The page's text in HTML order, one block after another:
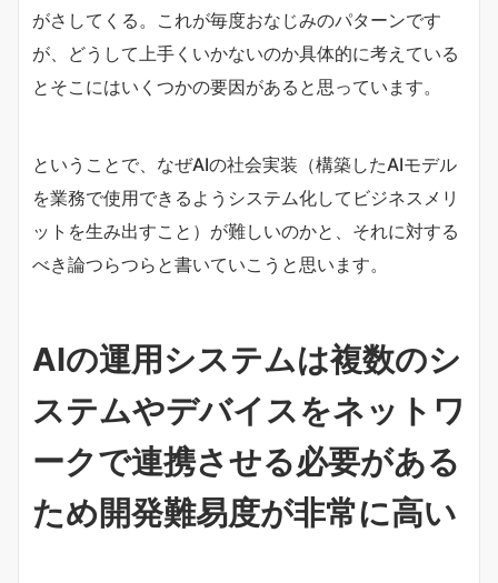
がさしてくる。これが毎度おなじみのパターンです
が、どうして上手くいかないのか具体的に考えている
とそこにはいくつかの要因があると思っています。
ということで、なぜAIの社会実装（構築したAIモデル
を業務で使用できるようシステム化してビジネスメリ
ットを生み出すこと）が難しいのかと、それに対する
べき論つらつらと書いていこうと思います。
AIの運用システムは複数のシ
ステムやデバイスをネットワ
ークで連携させる必要がある
ため開発難易度が非常に高い